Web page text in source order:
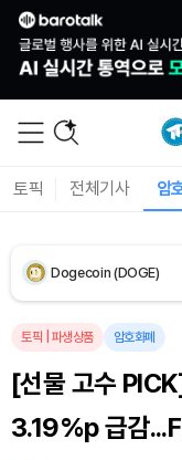
토픽 전체기사 암
XRP (XRP)
Solana (SOL)
Hyperliquid (HYPE)
Dogecoin (DOGE)
Bitcoin (BTC)
토픽 파생상품 암호화폐
[선물 고수
3.19%p 급감